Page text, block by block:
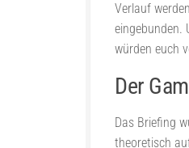
Verlauf
eingebunden.
würden euch
Der
Das Briefing
theoretisch